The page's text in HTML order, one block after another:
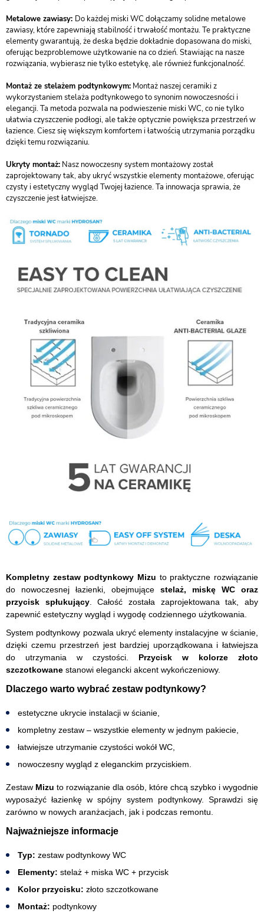
Metalowe zawiasy: Do każdej miski WC dołączamy solidne metalowe
zawiasy, które zapewniają stabilność i trwałość montażu. Te praktyczne
elementy gwarantują, że deska będzie dokładnie dopasowana do miski,
oferując bezproblemowe użytkowanie na co dzień. Stawiając na nasze
rozwiązania, wybierasz nie tylko estetykę, ale również funkcjonalność.
Montaż ze stelażem podtynkowym: Montaż naszej ceramiki z
wykorzystaniem stelaża podtynkowego to synonim nowoczesności i
elegancji. Ta metoda pozwala na podwieszenie miski WC, co nie tylko
ułatwia czyszczenie podłogi, ale także optycznie powiększa przestrzeń w
łazience. Ciesz się większym komfortem i łatwością utrzymania porządku
dzięki temu rozwiązaniu.
Ukryty montaż: Nasz nowoczesny system montażowy został
zaprojektowany tak, aby ukryć wszystkie elementy montażowe, oferując
czysty i estetyczny wygląd Twojej łazience. Ta innowacja sprawia, że
czyszczenie jest łatwiejsze.
Kompletny zestaw podtynkowy Mizu to praktyczne rozwiązanie
do nowoczesnej łazienki, obejmujące stelaż, miskę WC oraz
przycisk spłukujący. Całość została zaprojektowana tak, aby
zapewnić estetyczny wygląd i wygodę codziennego użytkowania.
System podtynkowy pozwala ukryć elementy instalacyjne w ścianie,
dzięki czemu przestrzeń jest bardziej uporządkowana i łatwiejsza
do utrzymania w czystości. Przycisk w kolorze złoto
szczotkowane stanowi elegancki akcent wykończeniowy.
Dlaczego warto wybrać zestaw podtynkowy?
estetyczne ukrycie instalacji w ścianie,
kompletny zestaw – wszystkie elementy w jednym pakiecie,
łatwiejsze utrzymanie czystości wokół WC,
nowoczesny wygląd z eleganckim przyciskiem.
Zestaw Mizu to rozwiązanie dla osób, które chcą szybko i wygodnie
wyposażyć łazienkę w spójny system podtynkowy. Sprawdzi się
zarówno w nowych aranżacjach, jak i podczas remontu.
Najważniejsze informacje
Typ: zestaw podtynkowy WC
Elementy: stelaż + miska WC + przycisk
Kolor przycisku: złoto szczotkowane
Montaż: podtynkowy